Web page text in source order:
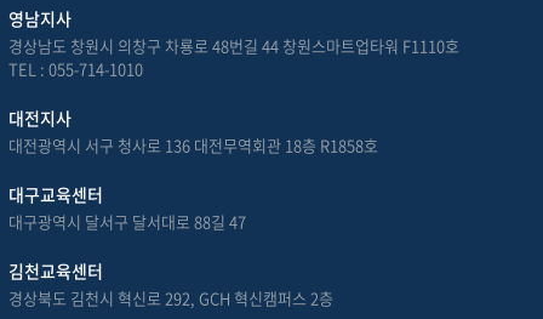
영남지사
경상남도 창원시 의창구 차룡로 48번길 44 창원스마트업타워 F1110호
TEL : 055-714-1010
대전지사
대전광역시 서구 청사로 136 대전무역회관 18층 R1858호
대구교육센터
대구광역시 달서구 달서대로 88길 47
김천교육센터
경상북도 김천시 혁신로 292, GCH 혁신캠퍼스 2층